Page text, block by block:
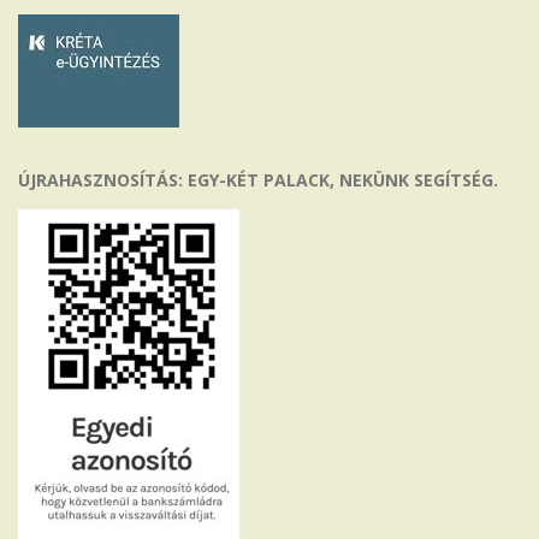
ÚJRAHASZNOSÍTÁS: EGY-KÉT PALACK, NEKÜNK SEGÍTSÉG.